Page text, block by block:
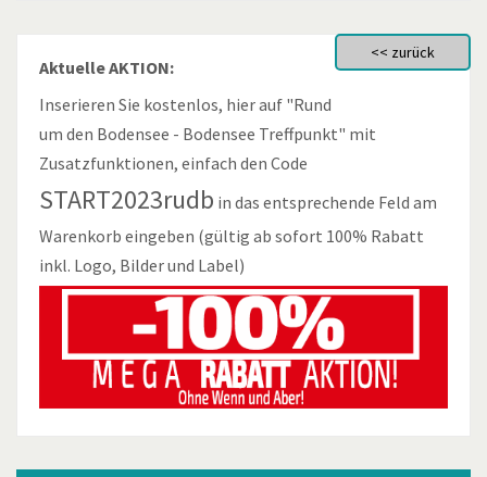
Aktuelle AKTION:
Inserieren Sie kostenlos, hier auf "Rund
um den Bodensee - Bodensee Treffpunkt" mit
Zusatzfunktionen, einfach den Code
START2023rudb in das entsprechende Feld am
Warenkorb eingeben (gültig ab sofort 100% Rabatt
inkl. Logo, Bilder und Label)